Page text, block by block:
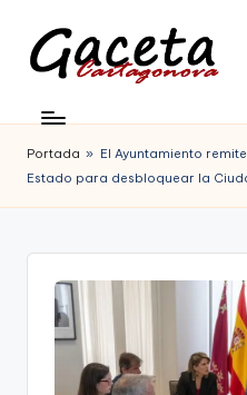
Saltar
contenido
c
e
t
Gaceta
Cartagonova,
La
que
informa
Portada » El Ayuntamiento
Estado para desbloquear la